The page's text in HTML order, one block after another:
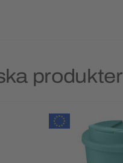
produkter